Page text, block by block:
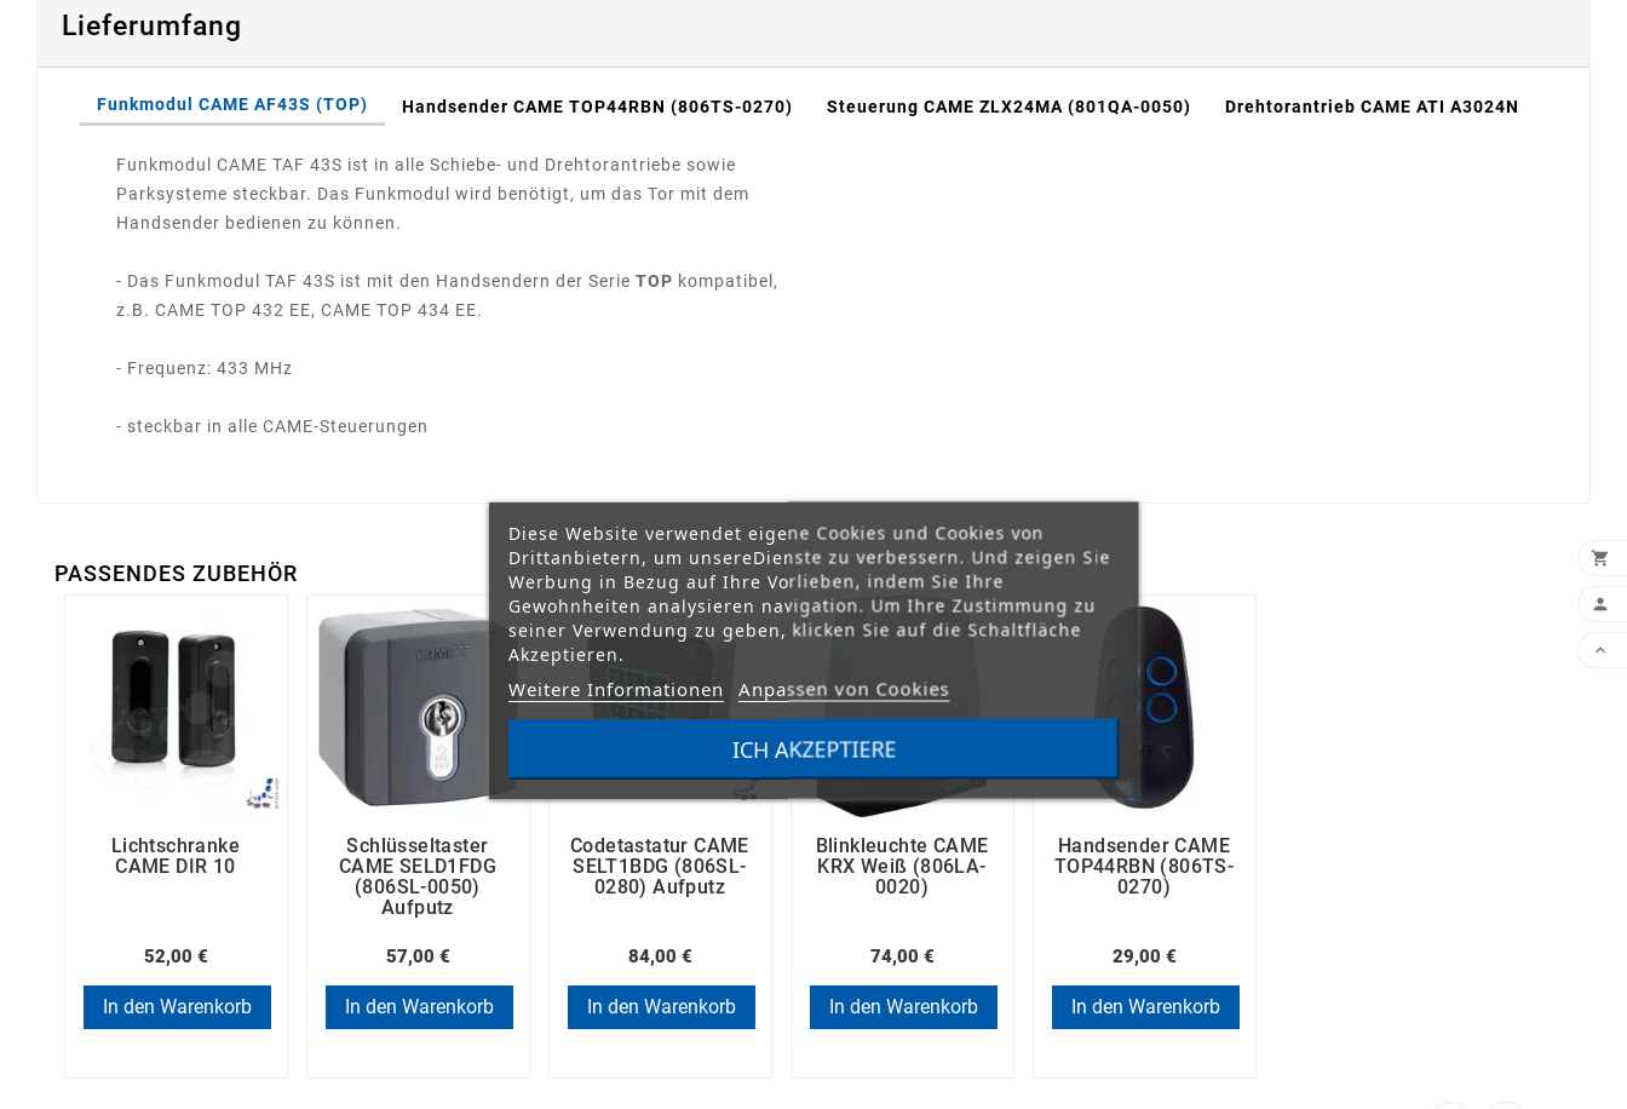
Lieferumfang
Funkmodul CAME AF43S (TOP) Handsender CAME TOP44RBN (806TS-0270) Steuerung CAME ZLX24MA (801QA-0050) Drehtorantrieb CAME ATI A3024N
Funkmodul CAME TAF 43S ist in alle Schiebe- und Drehtorantriebe sowie
Parksysteme steckbar. Das Funkmodul wird benötigt, um das Tor mit dem
Handsender bedienen zu können.
- Das Funkmodul TAF 43S ist mit den Handsendern der Serie TOP kompatibel,
z.B. CAME TOP 432 EE, CAME TOP 434 EE.
- Frequenz: 433 MHz
- steckbar in alle CAME-Steuerungen
PASSENDES ZUBEHÖR
Lichtschranke
CAME DIR 10
52,00 €
In den Warenkorb
Schlüsseltaster
CAME SELD1FDG
(806SL-0050)
Aufputz
57,00 €
In den Warenkorb
Codetastatur CAME
SELT1BDG (806SL-
0280) Aufputz
84,00 €
In den Warenkorb
Blinkleuchte CAME
KRX Weiß (806LA-
0020)
74,00 €
In den Warenkorb
Handsender CAME
TOP44RBN (806TS-
0270)
29,00 €
In den Warenkorb
Diese Website verwendet eigene Cookies und Cookies von
Drittanbietern, um unsereDienste zu verbessern. Und zeigen Sie
Werbung in Bezug auf Ihre Vorlieben, indem Sie Ihre
Gewohnheiten analysieren navigation. Um Ihre Zustimmung zu
seiner Verwendung zu geben, klicken Sie auf die Schaltfläche
Akzeptieren.
Weitere Informationen Anpassen von Cookies
ICH AKZEPTIERE


